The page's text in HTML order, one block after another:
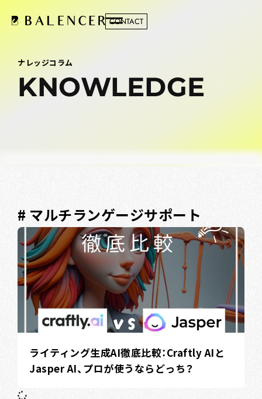
CONTACT
ナレッジコラム
KNOWLEDGE
# マルチランゲージサポート
ライティング生成AI徹底比較：Craftly AIと
Jasper AI、プロが使うならどっち？